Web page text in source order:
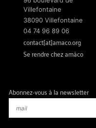
Villefontaine
38090 Villefontaine
04 74 96 89 06
contact[at]amaco.org
Se rendre chez amàco
Abonnez-vous à la newsletter